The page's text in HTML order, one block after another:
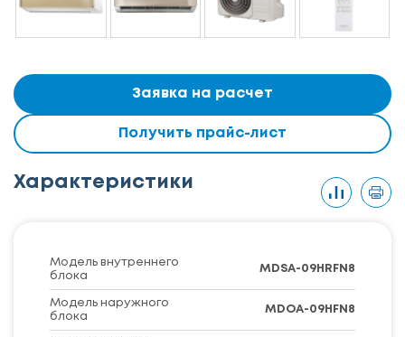
Заявка на расчет
Получить прайс-лист
Характеристики
Модель внутреннего
блока
MDSA-09HRFN8
Модель наружного
блока
MDOA-09HFN8